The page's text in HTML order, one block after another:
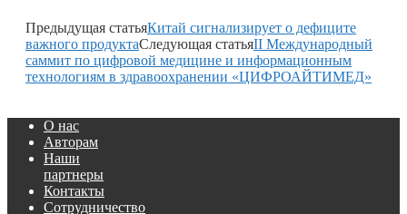
Предыдущая статьяКитай сигнализирует о дефиците
важного продуктаСледующая статьяII Международный
саммит по цифровой медицине и информационным
технологиям в здравоохранении «ЦИФРОАЙТИМЕД»
О нас
Авторам
Наши
партнеры
Контакты
Сотрудничество